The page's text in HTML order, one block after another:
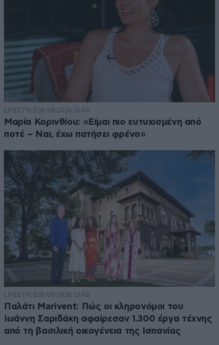
LIFESTYLE06·08·2026 12:46
Μαρία Κορινθίου: «Είμαι πιο ευτυχισμένη από
ποτέ – Ναι, έχω πατήσει φρένο»
LIFESTYLE05·08·2026 17:48
Παλάτι Marivent: Πώς οι κληρονόμοι του
Ιωάννη Σαριδάκη αφαίρεσαν 1.300 έργα τέχνης
από τη βασιλική οικογένεια της Ισπανίας